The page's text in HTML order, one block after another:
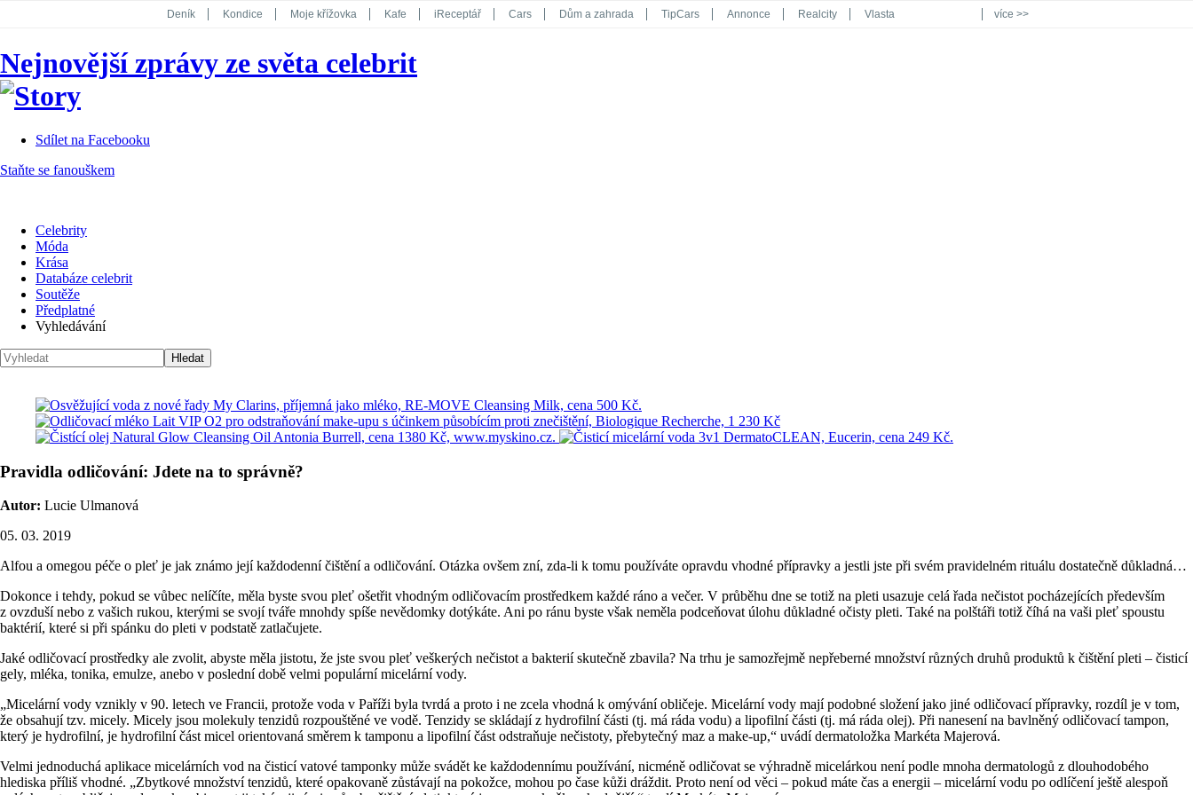
Deník Kondice Moje křížovka Kafe iReceptář Cars Dům a zahrada TipCars Annonce Realcity Vlasta
Koktejl
více >>
Nejnovější zprávy ze světa celebrit
Sdílet na Facebooku
Staňte se fanouškem
Celebrity
Móda
Krása
Databáze celebrit
Soutěže
Předplatné
Vyhledávání
Pravidla odličování: Jdete na to správně?
Autor: Lucie Ulmanová
05. 03. 2019
Alfou a omegou péče o pleť je jak známo její každodenní čištění a odličování. Otázka ovšem zní, zda-li k tomu používáte opravdu vhodné přípravky a jestli jste při svém pravidelném rituálu dostatečně důkladná…
Dokonce i tehdy, pokud se vůbec nelíčíte, měla byste svou pleť ošetřit vhodným odličovacím prostředkem každé ráno a večer. V průběhu dne se totiž na pleti usazuje celá řada nečistot pocházejících především
z ovzduší nebo z vašich rukou, kterými se svojí tváře mnohdy spíše nevědomky dotýkáte. Ani po ránu byste však neměla podceňovat úlohu důkladné očisty pleti. Také na polštáři totiž číhá na vaši pleť spoustu
baktérií, které si při spánku do pleti v podstatě zatlačujete.
Jaké odličovací prostředky ale zvolit, abyste měla jistotu, že jste svou pleť veškerých nečistot a bakterií skutečně zbavila? Na trhu je samozřejmě nepřeberné množství různých druhů produktů k čištění pleti – čisticí
gely, mléka, tonika, emulze, anebo v poslední době velmi populární micelární vody.
„Micelární vody vznikly v 90. letech ve Francii, protože voda v Paříži byla tvrdá a proto i ne zcela vhodná k omývání obličeje. Micelární vody mají podobné složení jako jiné odličovací přípravky, rozdíl je v tom,
že obsahují tzv. micely. Micely jsou molekuly tenzidů rozpouštěné ve vodě. Tenzidy se skládají z hydrofilní části (tj. má ráda vodu) a lipofilní části (tj. má ráda olej). Při nanesení na bavlněný odličovací tampon,
který je hydrofilní, je hydrofilní část micel orientovaná směrem k tamponu a lipofilní část odstraňuje nečistoty, přebytečný maz a make-up,“ uvádí dermatoložka Markéta Majerová.
Velmi jednoduchá aplikace micelárních vod na čisticí vatové tamponky může svádět ke každodennímu používání, nicméně odličovat se výhradně micelárkou není podle mnoha dermatologů z dlouhodobého
hlediska příliš vhodné. „Zbytkové množství tenzidů, které opakovaně zůstávají na pokožce, mohou po čase kůži dráždit. Proto není od věci – pokud máte čas a energii – micelární vodu po odlíčení ještě alespoň